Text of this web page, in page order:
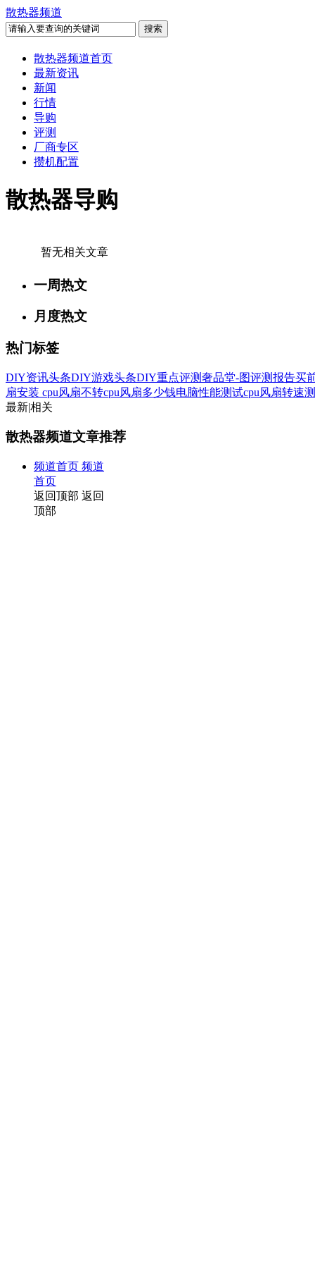
散热器频道
散热器频道首页
最新资讯
新闻
行情
导购
评测
厂商专区
攒机配置
散热器导购
暂无相关文章
一周热文
月度热文
热门标签
DIY资讯头条DIY游戏头条DIY重点评测奢品堂-图评测报告买
扇安装 cpu风扇不转cpu风扇多少钱电脑性能测试cpu风扇转速
最新|相关
散热器频道文章推荐
频道首页 频道
首页
返回顶部 返回
顶部